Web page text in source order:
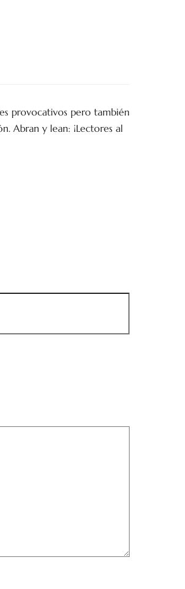
provocativos pero también
Abran y lean: ¡Lectores al